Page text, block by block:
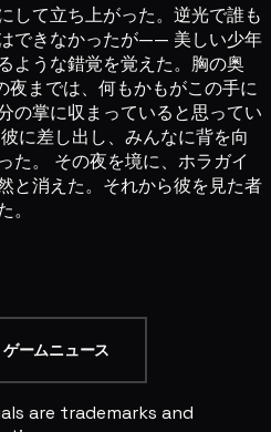
して立ち上がった。逆光で誰も
できなかったが—— 美しい少年
ような錯覚を覚えた。胸の奥
までは、何もかもがこの手に
の掌に収まっていると思ってい
に差し出し、みんなに背を向
た。 その夜を境に、ホラガイ
と消えた。それから彼を見た者
ゲームニュース
are trademarks and